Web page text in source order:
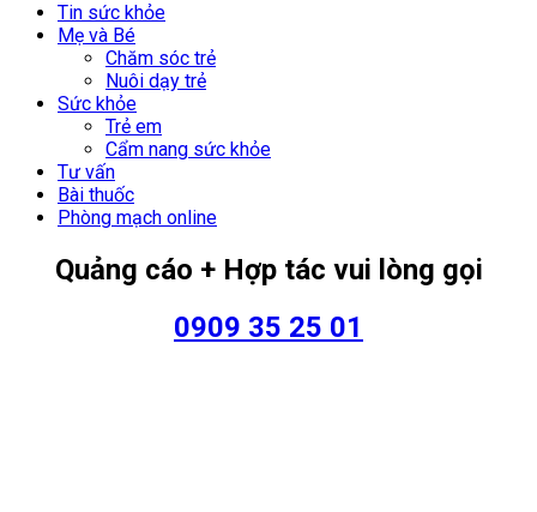
Tin sức khỏe
Mẹ và Bé
Chăm sóc trẻ
Nuôi dạy trẻ
Sức khỏe
Trẻ em
Cẩm nang sức khỏe
Tư vấn
Bài thuốc
Phòng mạch online
Quảng cáo + Hợp tác vui lòng gọi
0909 35 25 01